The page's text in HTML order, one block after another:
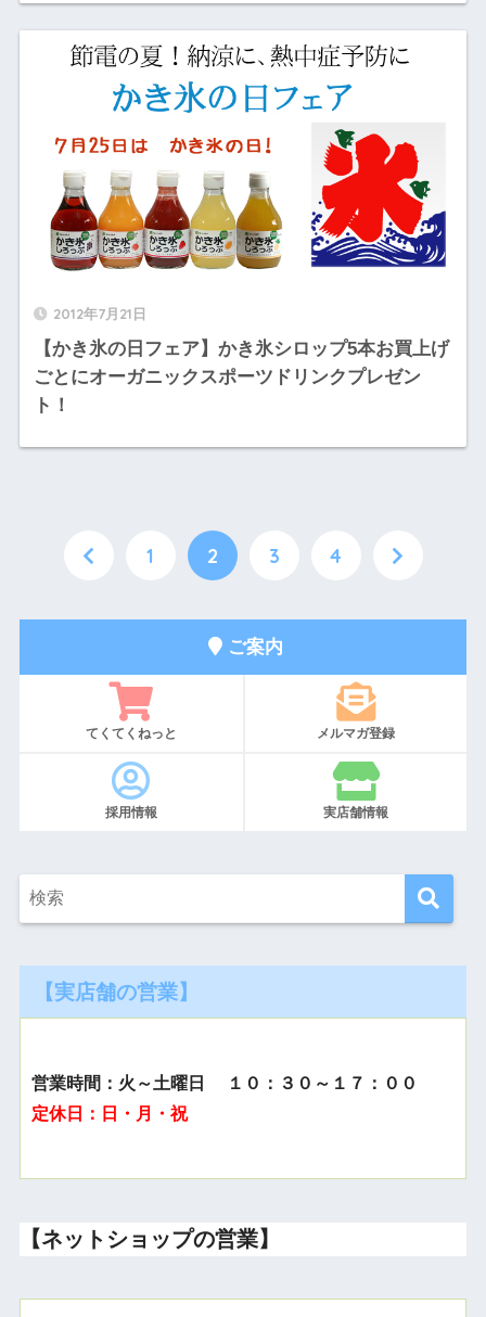
2012年7月21日
【かき氷の日フェア】かき氷シロップ5本お買上げ
ごとにオーガニックスポーツドリンクプレゼン
ト！
1 2 3 4
ご案内
てくてくねっと メルマガ登録
採用情報 実店舗情報
【実店舗の営業】
営業時間：火～土曜日 １０：３０～１７：００
定休日：日・月・祝
【ネットショップの営業】